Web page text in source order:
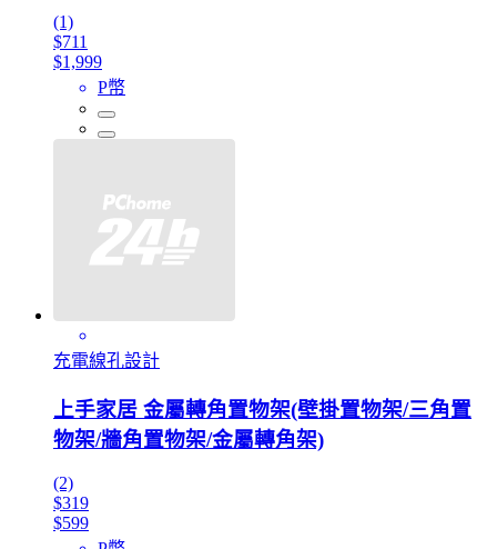
(1)
$711
$1,999
P幣
充電線孔設計
上手家居 金屬轉角置物架(壁掛置物架/三角置
物架/牆角置物架/金屬轉角架)
(2)
$319
$599